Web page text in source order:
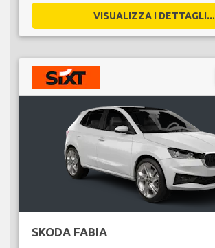
VISUALIZZA I DETTAGLI...
SKODA FABIA